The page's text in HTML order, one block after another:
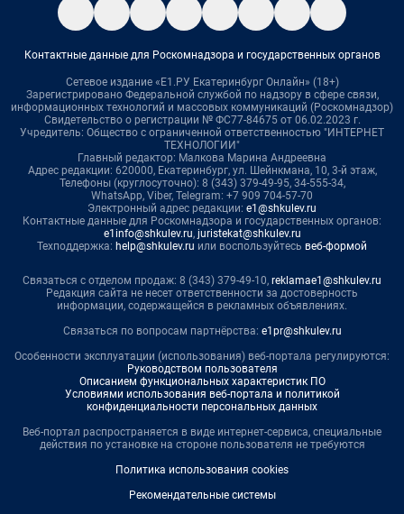
Контактные данные для Роскомнадзора и государственных органов
Сетевое издание «Е1.РУ Екатеринбург Онлайн» (18+)
Зарегистрировано Федеральной службой по надзору в сфере связи,
информационных технологий и массовых коммуникаций (Роскомнадзор)
Свидетельство о регистрации № ФС77-84675 от 06.02.2023 г.
Учредитель: Общество с ограниченной ответственностью "ИНТЕРНЕТ
ТЕХНОЛОГИИ"
Главный редактор: Малкова Марина Андреевна
Адрес редакции: 620000, Екатеринбург, ул. Шейнкмана, 10, 3-й этаж,
Телефоны (круглосуточно): 8 (343) 379-49-95, 34-555-34,
WhatsApp, Viber, Telegram: +7 909 704-57-70
Электронный адрес редакции: e1@shkulev.ru
Контактные данные для Роскомнадзора и государственных органов:
e1info@shkulev.ru, juristekat@shkulev.ru
Техподдержка: help@shkulev.ru или воспользуйтесь веб-формой
Связаться с отделом продаж: 8 (343) 379-49-10, reklamae1@shkulev.ru
Редакция сайта не несет ответственности за достоверность
информации, содержащейся в рекламных объявлениях.
Связаться по вопросам партнёрства: e1pr@shkulev.ru
Особенности эксплуатации (использования) веб-портала регулируются:
Руководством пользователя
Описанием функциональных характеристик ПО
Условиями использования веб-портала и политикой
конфиденциальности персональных данных
Веб-портал распространяется в виде интернет-сервиса, специальные
действия по установке на стороне пользователя не требуются
Политика использования cookies
Рекомендательные системы